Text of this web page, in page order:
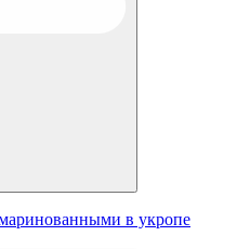
в укропе